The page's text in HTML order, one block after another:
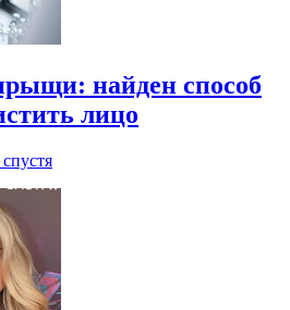
найден способ
лицо